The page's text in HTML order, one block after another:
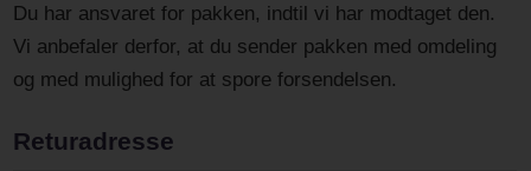
Du har ansvaret for pakken, indtil vi har modtaget den.
Vi anbefaler derfor, at du sender pakken med omdeling
og med mulighed for at spore forsendelsen.
Returadresse